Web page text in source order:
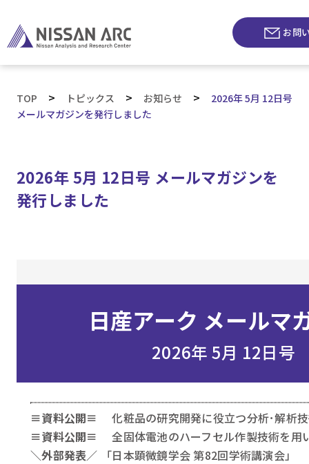
お問
TOP > トピックス > お知らせ >
2026年 5月 12日号
メールマガジンを発行しました
2026年 5月 12日号 メールマガジンを
発行しました
日産アーク メールマ
2026年 5月 12日号
≡資料公開≡
化粧品の研究開発に役立つ分析･解析
≡資料公開≡
全固体電池のハーフセル作製技術を用
＼外部発表／
「日本顕微鏡学会 第82回学術講演会」